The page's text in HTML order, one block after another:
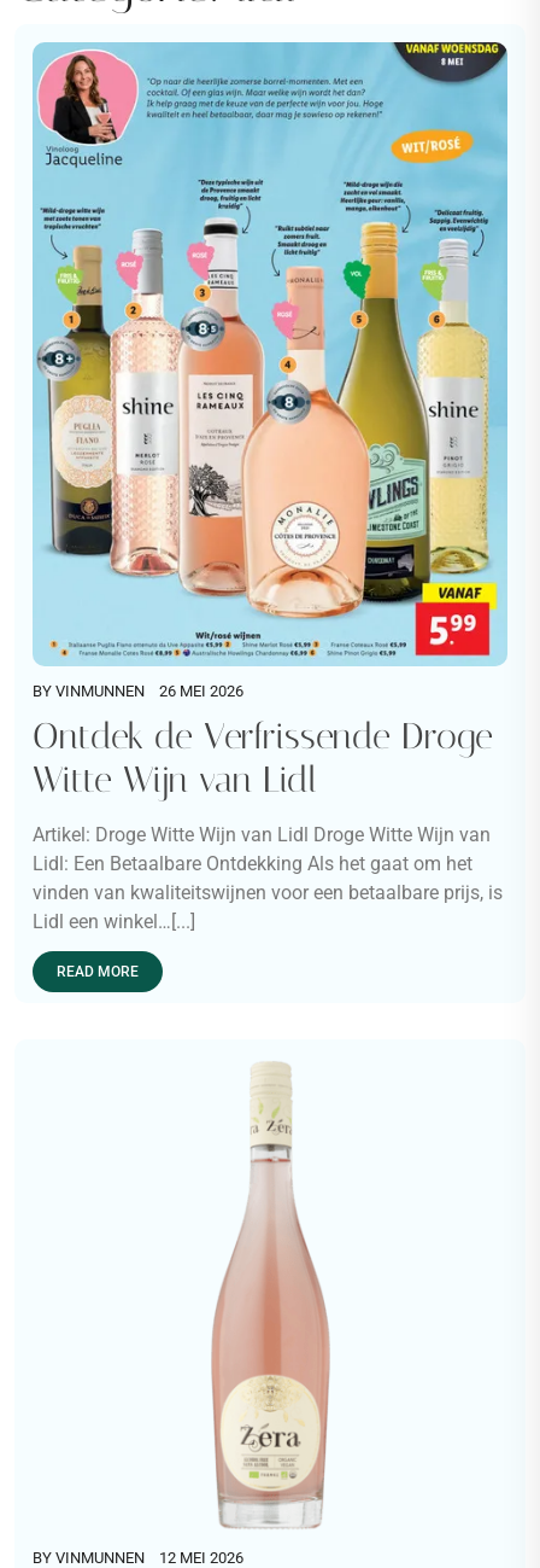
BY VINMUNNEN 26 MEI 2026
Ontdek de Verfrissende Droge
Witte Wijn van Lidl
Artikel: Droge Witte Wijn van Lidl Droge Witte Wijn van
Lidl: Een Betaalbare Ontdekking Als het gaat om het
vinden van kwaliteitswijnen voor een betaalbare prijs, is
Lidl een winkel…[...]
READ MORE
BY VINMUNNEN 12 MEI 2026